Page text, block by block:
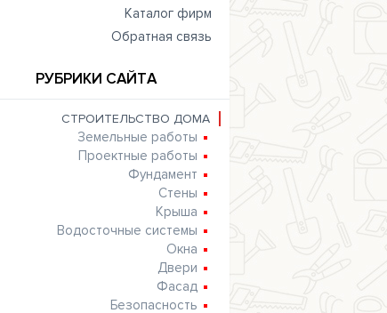
Каталог фирм
Обратная связь
РУБРИКИ САЙТА
СТРОИТЕЛЬСТВО ДОМА
Земельные работы
Проектные работы
Фундамент
Стены
Крыша
Водосточные системы
Окна
Двери
Фасад
Безопасность